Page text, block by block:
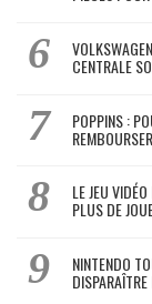
CENTRALE
POPPINS :
LE JEU
PLUS DE
NINTENDO